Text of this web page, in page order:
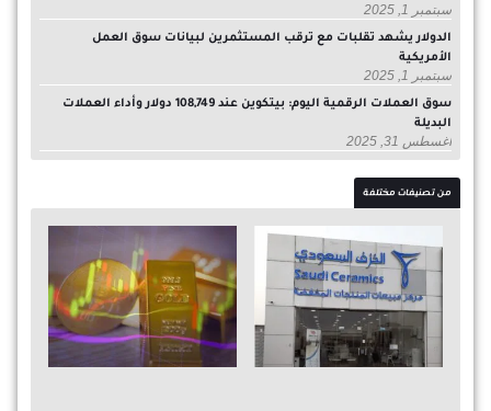
سبتمبر 1, 2025
الدولار يشهد تقلبات مع ترقب المستثمرين لبيانات سوق العمل
الأمريكية
سبتمبر 1, 2025
سوق العملات الرقمية اليوم: بيتكوين عند 108,749 دولار وأداء العملات
البديلة
أغسطس 31, 2025
من تصنيفات مختلفة